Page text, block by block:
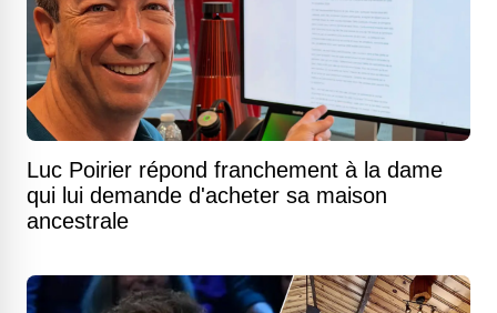
Luc Poirier répond franchement à la dame
qui lui demande d'acheter sa maison
ancestrale